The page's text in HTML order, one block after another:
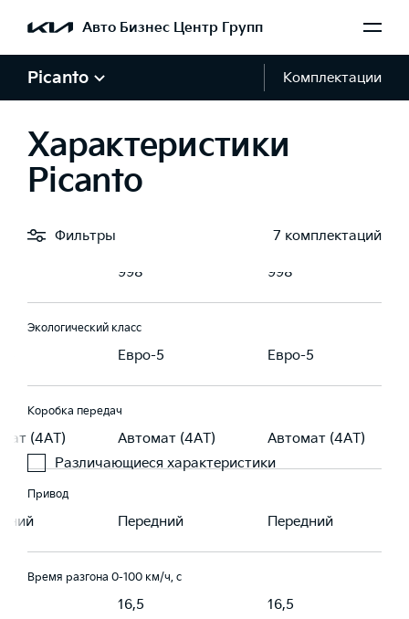
Авто Бизнес Центр Групп
Picanto Комплектации
Характеристики
Picanto
Фильтры 7 комплектаций
Различающиеся характеристики
95,2
Тип топлива
АИ 92-95 Бензин, АИ 92-95 Бензин, АИ 92-95
Рабочий объем, л
1.0
Рабочий объем, см3
998 998
Экологический класс
Евро-5 Евро-5
Коробка передач
(4АТ) Автомат (4АТ) Автомат (4АТ)
Привод
Передний Передний
Время разгона 0-100 км/ч, с
16,5 16,5